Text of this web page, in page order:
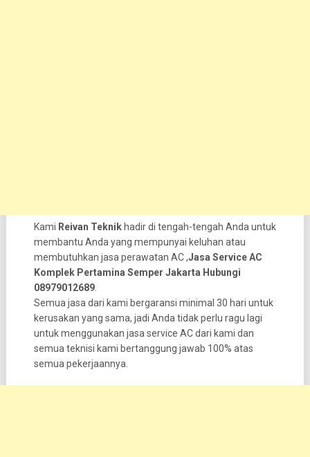
Kami Reivan Teknikhadir di tengah-tengah Anda untuk
membantu Anda yang mempunyai keluhan atau
membutuhkan jasa perawatan AC ,Jasa Service AC
Komplek Pertamina Semper Jakarta Hubungi
08979012689.
Semua jasa dari kami bergaransi minimal 30 hari untuk
kerusakan yang sama, jadi Anda tidak perlu ragu lagi
untuk menggunakan jasa service AC dari kami dan
semua teknisi kami bertanggung jawab 100% atas
semua pekerjaannya.